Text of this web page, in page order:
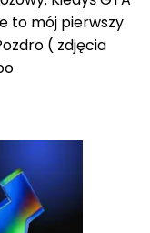
to mój pierwszy
( zdjęcia